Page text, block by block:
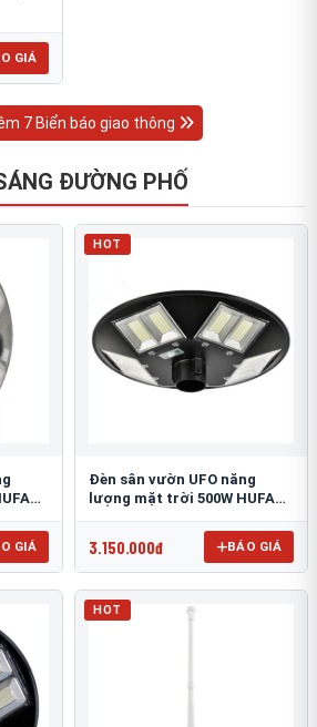
GIÁ
7 Biển báo giao thông
ĐƯỜNG PHỐ
GIÁ
HOT
Đèn sân vườn UFO năng
lượng mặt trời 500W HUFA
3.150.000đ BÁO GIÁ
HOT